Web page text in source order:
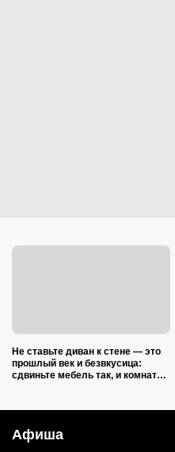
Не ставьте диван к стене — это
прошлый век и безвкусица:
сдвиньте мебель так, и комната
Афиша